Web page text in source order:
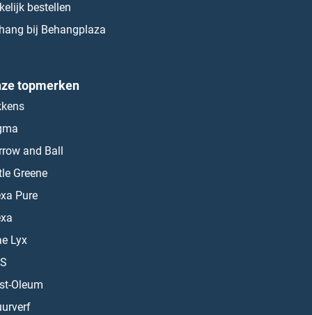
bestellen
bij Behangplaza
topmerken
and Ball
Greene
Pure
Lyx
Oleum